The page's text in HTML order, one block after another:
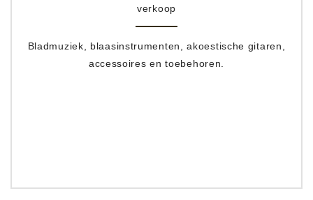
verkoop
Bladmuziek, blaasinstrumenten, akoestische gitaren,
accessoires en toebehoren.